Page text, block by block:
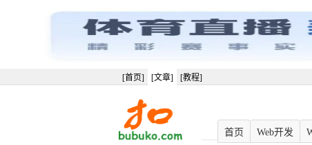
[首页] [文章] [教程]
首页 Web开发